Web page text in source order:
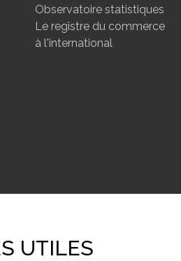
Observatoire statistiques
Le registre du commerce
à l'international
UTILES